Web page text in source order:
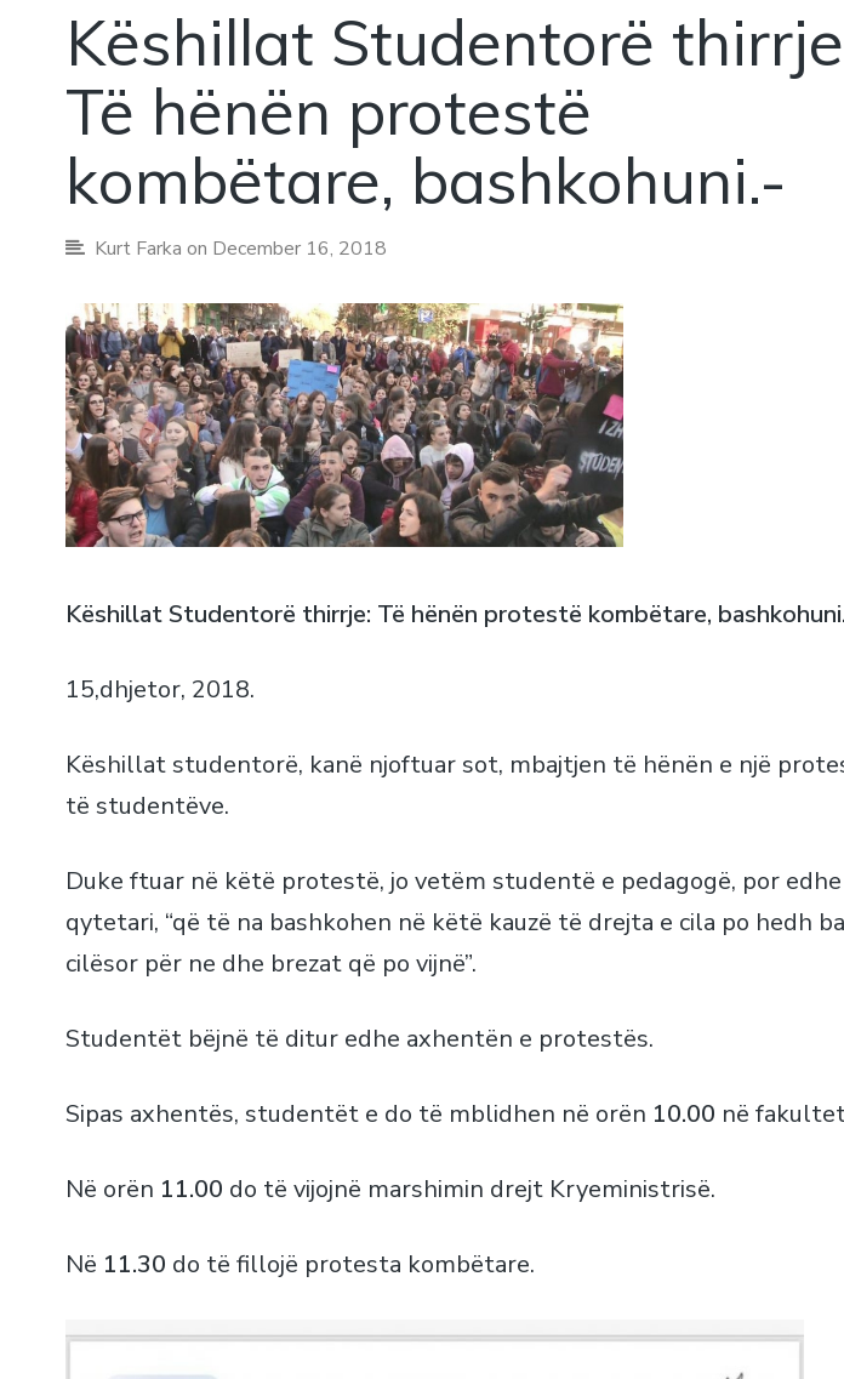
Këshillat Studentorë
Të hënën protestë
kombëtare, bashkohuni.-
Kurt Farka on December 16, 2018
Këshillat Studentorë thirrje: Të hënën protestë kombëtare,
15,dhjetor, 2018.
Këshillat studentorë, kanë njoftuar sot, mbajtjen të hënën e një
të studentëve.
Duke ftuar në këtë protestë, jo vetëm studentë e pedagogë, por
qytetari, “që të na bashkohen në këtë kauzë të drejta e cila po hedh
cilësor për ne dhe brezat që po vijnë”.
Studentët bëjnë të ditur edhe axhentën e protestës.
Sipas axhentës, studentët e do të mblidhen në orën 10.00 në
Në orën 11.00 do të vijojnë marshimin drejt Kryeministrisë.
Në 11.30 do të fillojë protesta kombëtare.